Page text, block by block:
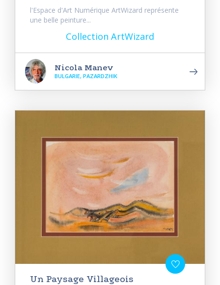
l'Espace d'Art Numérique ArtWizard représente
une belle peinture...
Collection ArtWizard
Nicola Manev
BULGARIE, PAZARDZHIK
Un Paysage Villageois